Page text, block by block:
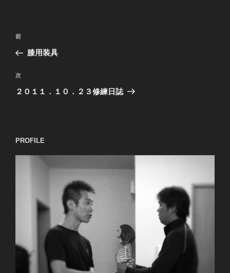
投
ビ
ゲ
ン
過
去
投
稿
前
膝用装具
次
の
次
２０１１．１０．２３修練日誌
PROFILE